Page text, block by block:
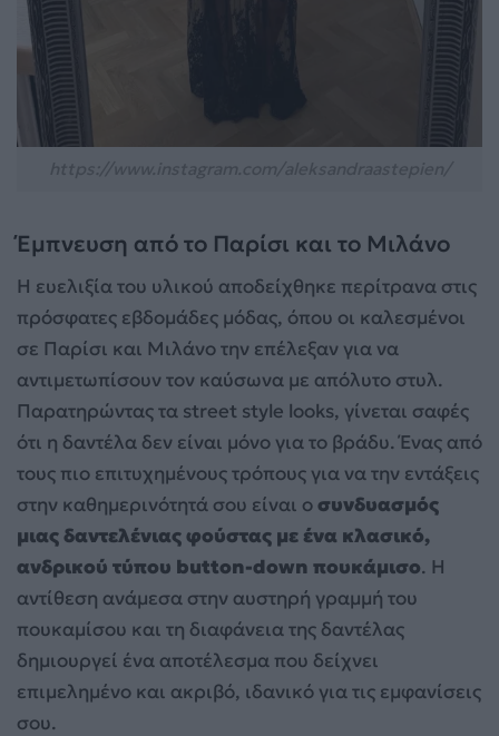
Έμπνευση από το Παρίσι και το Μιλάνο
Η ευελιξία του υλικού αποδείχθηκε περίτρανα στις
πρόσφατες εβδομάδες μόδας, όπου οι καλεσμένοι
σε Παρίσι και Μιλάνο την επέλεξαν για να
αντιμετωπίσουν τον καύσωνα με απόλυτο στυλ.
Παρατηρώντας τα street style looks, γίνεται σαφές
ότι η δαντέλα δεν είναι μόνο για το βράδυ. Ένας από
τους πιο επιτυχημένους τρόπους για να την εντάξεις
στην καθημερινότητά σου είναι οσυνδυασμός
μιας δαντελένιας φούστας με ένα κλασικό,
ανδρικού τύπου button-down πουκάμισο. Η
αντίθεση ανάμεσα στην αυστηρή γραμμή του
πουκαμίσου και τη διαφάνεια της δαντέλας
δημιουργεί ένα αποτέλεσμα που δείχνει
επιμελημένο και ακριβό, ιδανικό για τις εμφανίσεις
σου.